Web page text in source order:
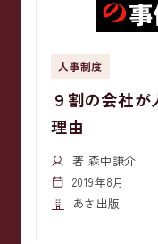
人事制度
９割の会社
理由
著 森中謙介
2019年8月
あさ出版